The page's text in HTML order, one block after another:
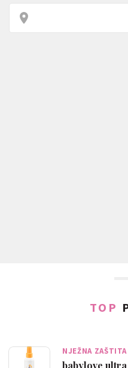
TOP
NJEŽNA
babylove